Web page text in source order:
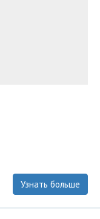
Узнать больше